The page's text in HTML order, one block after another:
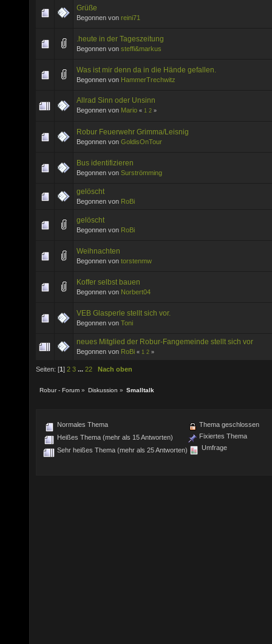
Grüße
Begonnen von reini71
.heute in der Tageszeitung
Begonnen von steffi&markus
Was ist mir denn da in die Hände gefallen.
Begonnen von HammerTrechwitz
Allrad Sinn oder Unsinn
Begonnen von Mario « 1 2 »
Robur Feuerwehr Grimma/Leisnig
Begonnen von GoldisOnTour
Bus identifizieren
Begonnen von Surströmming
gelöscht
Begonnen von RoBi
gelöscht
Begonnen von RoBi
Weihnachten
Begonnen von torstenmw
Koffer selbst bauen
Begonnen von Norbert04
VEB Glasperle stellt sich vor.
Begonnen von Toni
neues Mitglied der Robur-Fangemeinde stellt sich vor
Begonnen von RoBi « 1 2 »
Seiten: [1] 2 3 ... 22 Nach oben
Robur - Forum » Diskussion » Smalltalk
Normales Thema
Heißes Thema (mehr als 15 Antworten)
Sehr heißes Thema (mehr als 25 Antworten)
Thema geschlossen
Fixiertes Thema
Umfrage